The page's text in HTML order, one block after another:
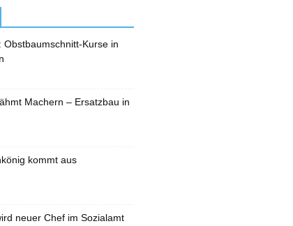
Obstbaumschnitt-Kurse in
Machern – Ersatzbau in
kommt aus
neuer Chef im Sozialamt